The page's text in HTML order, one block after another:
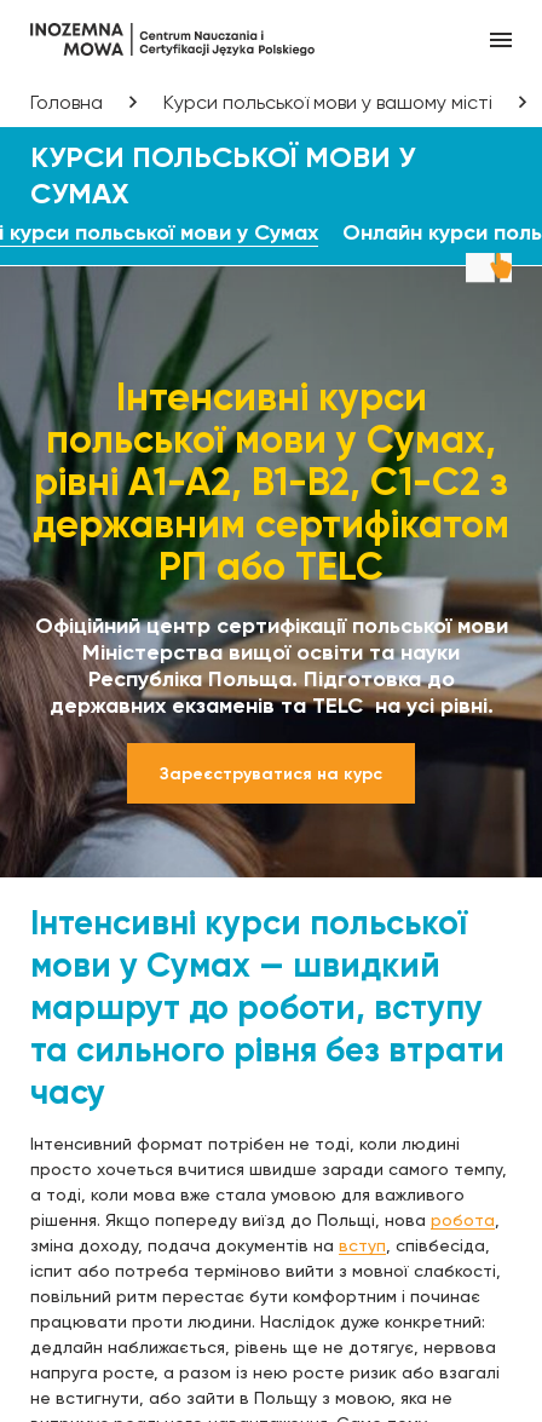
Головна Курси польської мови у вашому місті
КУРСИ ПОЛЬСЬКОЇ МОВИ У
СУМАХ
курси польської мови у Сумах Онлайн курси
Інтенсивні курси
польської мови у Сумах,
рівні А1-А2, В1-В2, С1-С2 з
державним сертифікатом
РП або TELC
Офіційний центр сертифікації польської мови
Міністерства вищої освіти та науки
Республіка Польща. Підготовка до
державних екзаменів та TELC на усі рівні.
Зареєструватися на курс
Інтенсивні курси польської
мови у Сумах — швидкий
маршрут до роботи, вступу
та сильного рівня без втрати
часу
Інтенсивний формат потрібен не тоді, коли людині
просто хочеться вчитися швидше заради самого темпу,
а тоді, коли мова вже стала умовою для важливого
рішення. Якщо попереду виїзд до Польщі, нова робота
зміна доходу, подача документів на вступ , співбесіда,
іспит або потреба терміново вийти з мовної слабкості,
повільний ритм перестає бути комфортним і починає
працювати проти людини. Наслідок дуже конкретний:
дедлайн наближається, рівень ще не дотягує, нервова
напруга росте, а разом із нею росте ризик або взагалі
не встигнути, або зайти в Польщу з мовою, яка не